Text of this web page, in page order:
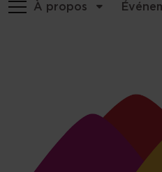
À propos